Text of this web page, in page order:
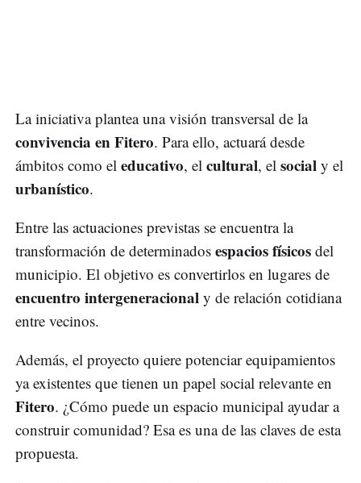
La iniciativa plantea una visión transversal de la
convivencia en Fitero. Para ello, actuará desde
ámbitos como el educativo, el cultural, el social y el
urbanístico.
Entre las actuaciones previstas se encuentra la
transformación de determinados espacios físicos del
municipio. El objetivo es convertirlos en lugares de
encuentro intergeneracional y de relación cotidiana
entre vecinos.
Además, el proyecto quiere potenciar equipamientos
ya existentes que tienen un papel social relevante en
Fitero. ¿Cómo puede un espacio municipal ayudar a
construir comunidad? Esa es una de las claves de esta
propuesta.